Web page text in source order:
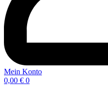
Mein Konto
0,00 € 0